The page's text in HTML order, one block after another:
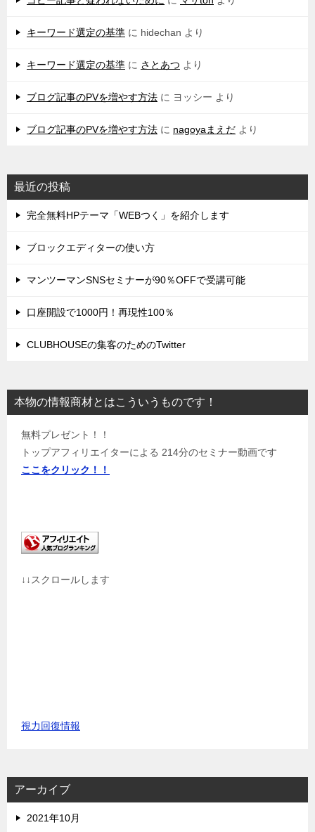
キーワード選定の基準 に hidechan より
キーワード選定の基準 に さとあつ より
ブログ記事のPVを増やす方法 に ヨッシー より
ブログ記事のPVを増やす方法 に nagoyaまえだ より
最近の投稿
完全無料HPテーマ「WEBつく」を紹介します
ブロックエディターの使い方
マンツーマンSNSセミナーが90％OFFで受講可能
口座開設で1000円！再現性100％
CLUBHOUSEの集客のためのTwitter
本物の情報商材とはこういうものです！
無料プレゼント！！
トップアフィリエイターによる 214分のセミナー動画です
ここをクリック！！
↓↓スクロールします
視力回復情報
アーカイブ
2021年10月